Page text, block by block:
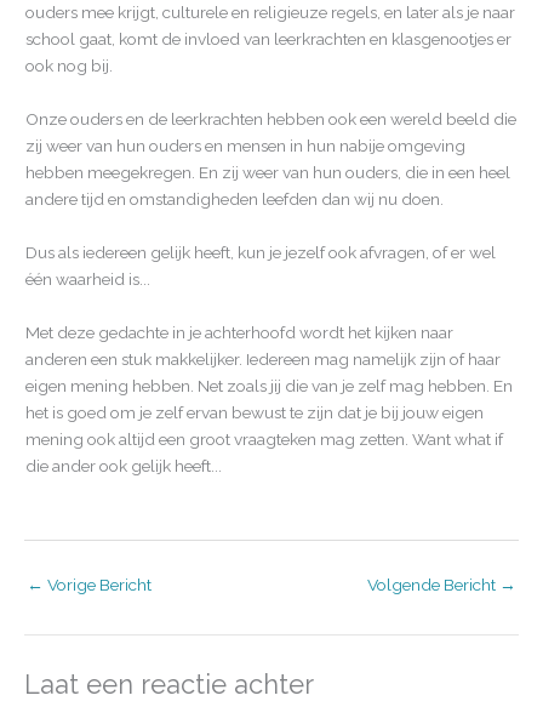
ouders mee krijgt, culturele en religieuze regels, en later als je naar
school gaat, komt de invloed van leerkrachten en klasgenootjes er
ook nog bij.
Onze ouders en de leerkrachten hebben ook een wereld beeld die
zij weer van hun ouders en mensen in hun nabije omgeving
hebben meegekregen. En zij weer van hun ouders, die in een heel
andere tijd en omstandigheden leefden dan wij nu doen.
Dus als iedereen gelijk heeft, kun je jezelf ook afvragen, of er wel
één waarheid is...
Met deze gedachte in je achterhoofd wordt het kijken naar
anderen een stuk makkelijker. Iedereen mag namelijk zijn of haar
eigen mening hebben. Net zoals jij die van je zelf mag hebben. En
het is goed om je zelf ervan bewust te zijn dat je bij jouw eigen
mening ook altijd een groot vraagteken mag zetten. Want what if
die ander ook gelijk heeft...
← Vorige Bericht Volgende Bericht →
Laat een reactie achter